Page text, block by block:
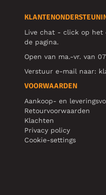
Live chat - click op het
de pagina.
Open van ma.-vr. van
Verstuur e-mail naar:
VOORWAARDEN
Aankoop- en
Retourvoorwaarden
Klachten
Privacy policy
Cookie-settings